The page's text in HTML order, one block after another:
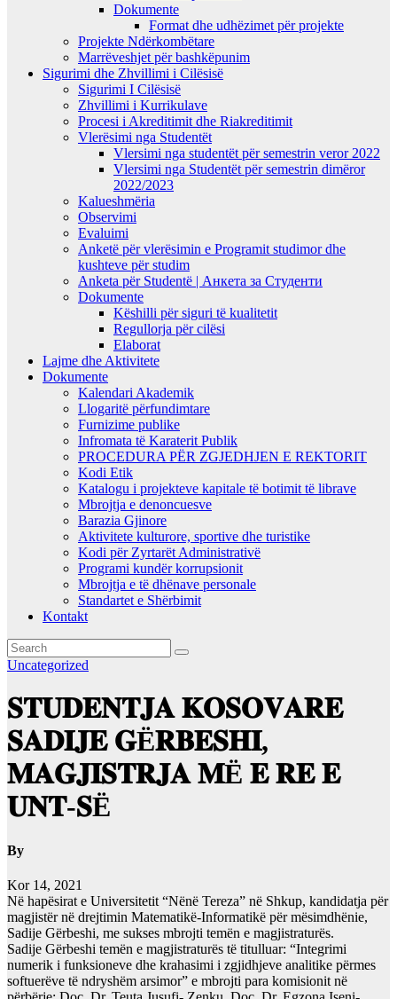
Dokumente
Format dhe udhëzimet për projekte
Projekte Ndërkombëtare
Marrëveshjet për bashkëpunim
Sigurimi dhe Zhvillimi i Cilësisë
Sigurimi I Cilësisë
Zhvillimi i Kurrikulave
Procesi i Akreditimit dhe Riakreditimit
Vlerësimi nga Studentët
Vlersimi nga studentët për semestrin veror 2022
Vlersimi nga Studentët për semestrin dimëror
2022/2023
Kalueshmëria
Observimi
Evaluimi
Anketë për vlerësimin e Programit studimor dhe
kushteve për studim
Anketa për Studentë | Анкета за Студенти
Dokumente
Këshilli për siguri të kualitetit
Regullorja për cilësi
Elaborat
Lajme dhe Aktivitete
Dokumente
Kalendari Akademik
Llogaritë përfundimtare
Furnizime publike
Infromata të Karaterit Publik
PROCEDURA PËR ZGJEDHJEN E REKTORIT
Kodi Etik
Katalogu i projekteve kapitale të botimit të librave
Mbrojtja e denoncuesve
Barazia Gjinore
Aktivitete kulturore, sportive dhe turistike
Kodi për Zyrtarët Administrativë
Programi kundër korrupsionit
Mbrojtja e të dhënave personale
Standartet e Shërbimit
Kontakt
Uncategorized
𝐒𝐓𝐔𝐃𝐄𝐍𝐓𝐉𝐀 𝐊𝐎𝐒𝐎𝐕𝐀𝐑𝐄
𝐒𝐀𝐃𝐈𝐉𝐄 𝐆Ë𝐑𝐁𝐄𝐒𝐇𝐈,
𝐌𝐀𝐆𝐉𝐈𝐒𝐓𝐑𝐉𝐀 𝐌Ë 𝐄 𝐑𝐄 𝐄
𝐔𝐍𝐓-𝐒Ë
By
Kor 14, 2021
Në hapësirat e Universitetit “Nënë Tereza” në Shkup, kandidatja për
magjistër në drejtimin Matematikë-Informatikë për mësimdhënie,
Sadije Gërbeshi, me sukses mbrojti temën e magjistraturës.
Sadije Gërbeshi temën e magjistraturës të titulluar: “Integrimi
numerik i funksioneve dhe krahasimi i zgjidhjeve analitike përmes
softuerëve të ndryshëm arsimor” e mbrojti para komisionit në